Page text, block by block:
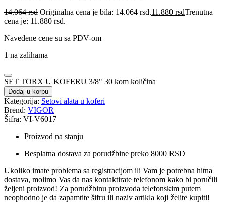
14.064rsd Originalna cena je bila: 14.064 rsd.11.880 rsdTrenutna
cena je: 11.880 rsd.
Navedene cene su sa PDV-om
1 na zalihama
SET TORX U KOFERU 3/8" 30 kom količina
Dodaj u korpu
Kategorija: Setovi alata u koferi
Brend: VIGOR
Šifra: VI-V6017
Proizvod na stanju
Besplatna dostava za porudžbine preko 8000 RSD
Ukoliko imate problema sa registracijom ili Vam je potrebna hitna
dostava, molimo Vas da nas kontaktirate telefonom kako bi poručili
željeni proizvod! Za porudžbinu proizvoda telefonskim putem
neophodno je da zapamtite šifru ili naziv artikla koji želite kupiti!